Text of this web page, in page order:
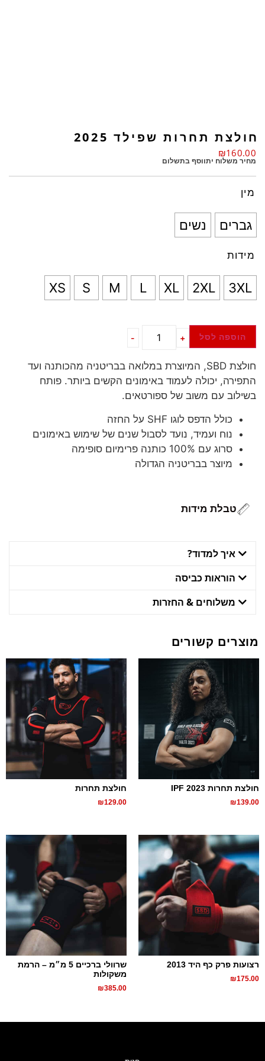
חולצת תחרות שפילד 2025
₪160.00
מחיר משלוח יתווסף בתשלום
מין
גברים נשים
מידות
3XL
2XL
XL
L
M
S
XS
+
- הוספה לסל
חולצת SBD, המיוצרת במלואה בבריטניה מהכותנה ועד
התפירה, יכולה לעמוד באימונים הקשים ביותר. פותח
בשילוב עם משוב של ספורטאים.
כולל הדפס לוגו SHF על החזה
נוח ועמיד, נועד לסבול שנים של שימוש באימונים
סרוג עם 100% כותנה פרימיום סופימה
מיוצר בבריטניה הגדולה
טבלת מידות
איך למדוד?
הוראות כביסה
משלוחים & החזרות
מוצרים קשורים
חולצת תחרות 2023 IPF
₪139.00
חולצת תחרות
₪129.00
רצועות פרק כף היד 2013
₪175.00
שרוולי ברכיים 5 מ״מ – הרמת
משקולות
₪385.00